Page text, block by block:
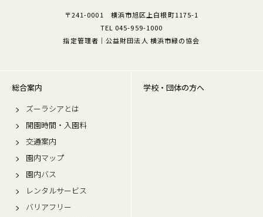
〒241-0001 横浜市旭区上白根町1175-1
TEL 045-959-1000
指定管理者｜公益財団法人 横浜市緑の協会
総合案内
ズーラシアとは
開園時間・入園料
交通案内
園内マップ
園内バス
レンタルサービス
バリアフリー
学校・団体の方へ